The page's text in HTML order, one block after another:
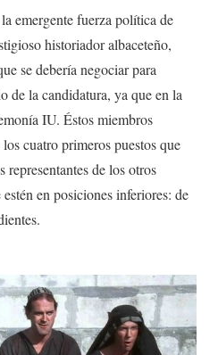
emergente fuerza política de
historiador albaceteño,
se debería negociar para
de la candidatura, ya que en la
IU. Éstos miembros
cuatro primeros puestos que
representantes de los otros
en posiciones inferiores: de